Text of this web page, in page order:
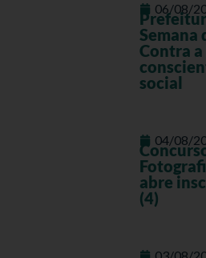
06/08/
Semana
Contra
social
04/08/
abre
(4)